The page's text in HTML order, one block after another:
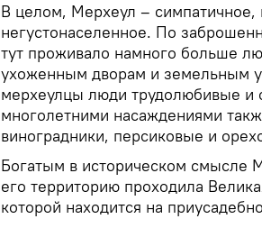
В целом, Мерхеул – симпатичное,
негустонаселенное. По
тут проживало намного больше
ухоженным дворам и земельным
мерхеулцы люди трудолюбивые и
многолетними насаждениями
виноградники, персиковые и
Богатым в историческом смысле
его территорию проходила
которой находится на